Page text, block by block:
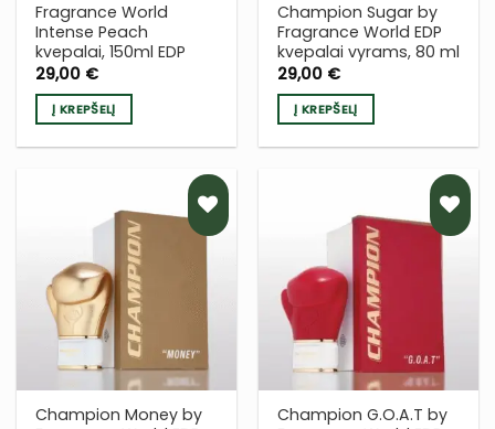
Fragrance World
Intense Peach
kvepalai, 150ml EDP
29,00 €
Į KREPŠELĮ
Champion Sugar by
Fragrance World EDP
kvepalai vyrams, 80 ml
29,00 €
Į KREPŠELĮ
SĄRAŠĄ
Champion Money by
Į NORŲ
SĄRAŠĄ
Champion G.O.A.T by